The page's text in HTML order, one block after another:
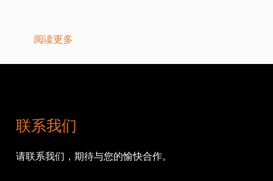
阅读更多
联系我们
请联系我们，期待与您的愉快合作。